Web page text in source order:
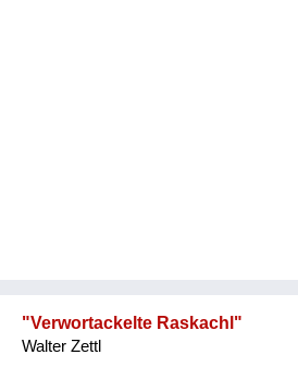
"Verwortackelte Raskachl"
Walter Zettl